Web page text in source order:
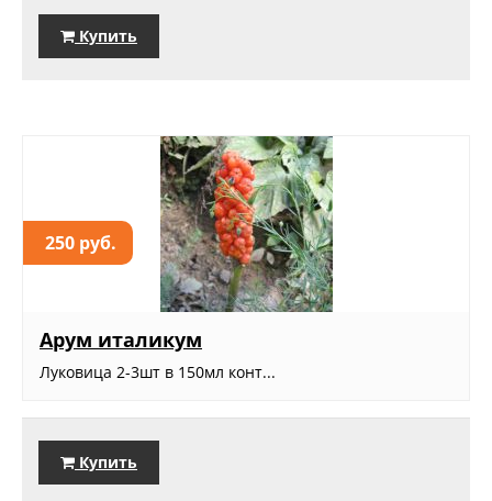
Купить
250 руб.
Арум италикум
Луковица 2-3шт в 150мл конт...
Купить